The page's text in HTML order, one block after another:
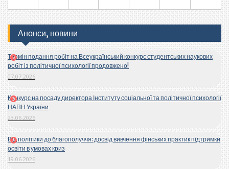
Анонси, новини
Термін подання робіт на Всеукраїнський конкурс студентських наукових
робіт із політичної психології продовжено!
07.07.2026
Конкурс на посаду директора Інституту соціальної та політичної психології
НАПН України
23.06.2026
Від політики до благополуччя: досвід вивчення фінських практик підтримки
освіти в умовах криз
19.06.2026